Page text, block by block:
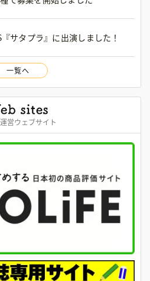
サタプラ』に出演しました！
一覧へ
営ウェブサイト